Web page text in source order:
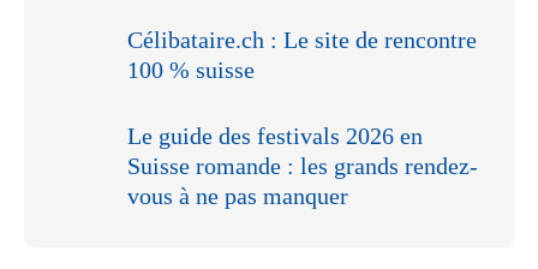
Célibataire.ch : Le site de rencontre
100 % suisse
Le guide des festivals 2026 en
Suisse romande : les grands rendez-
vous à ne pas manquer